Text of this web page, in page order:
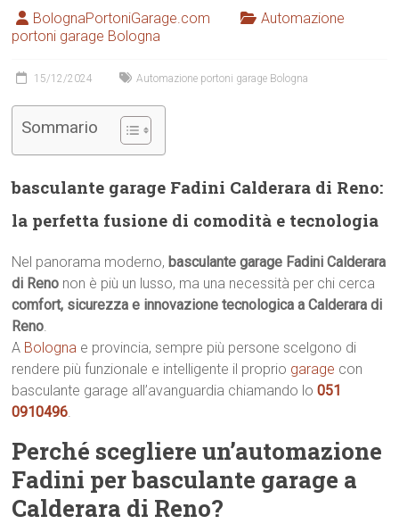
BolognaPortoniGarage.com
Automazione
portoni garage Bologna
15/12/2024 Automazione portoni garage Bologna
Sommario
basculante garage Fadini Calderara di Reno:
la perfetta fusione di comodità e tecnologia
Nel panorama moderno, basculante garage Fadini Calderara
di Reno non è più un lusso, ma una necessità per chi cerca
comfort, sicurezza e innovazione tecnologica a Calderara di
Reno.
A Bologna e provincia, sempre più persone scelgono di
rendere più funzionale e intelligente il proprio garage con
basculante garage all’avanguardia chiamando lo051
0910496.
Perché scegliere un’automazione
Fadini per basculante garage a
Calderara di Reno?